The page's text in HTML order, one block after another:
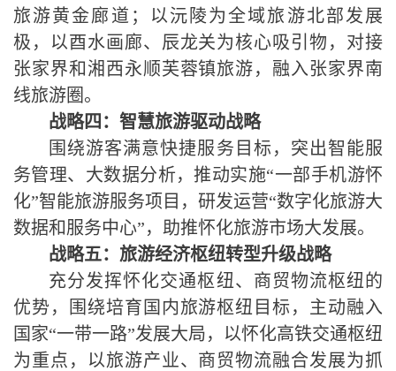
旅游黄金廊道；以沅陵为全域旅游北部发展
极，以酉水画廊、辰龙关为核心吸引物，对接
张家界和湘西永顺芙蓉镇旅游，融入张家界南
线旅游圈。
战略四：智慧旅游驱动战略
围绕游客满意快捷服务目标，突出智能服
务管理、大数据分析，推动实施“一部手机游怀
化”智能旅游服务项目，研发运营“数字化旅游大
数据和服务中心”，助推怀化旅游市场大发展。
战略五： 旅游经济枢纽转型升级战略
充分发挥怀化交通枢纽、商贸物流枢纽的
优势，围绕培育国内旅游枢纽目标，主动融入
国家“一带一路”发展大局，以怀化高铁交通枢纽
为重点，以旅游产业、商贸物流融合发展为抓